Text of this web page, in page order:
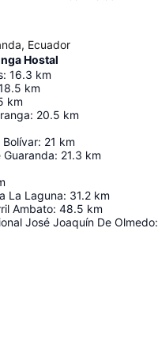
Ecuador
Hostal
: 16.3 km
km
km
: 20.5 km
Bolívar: 21 km
: 21.3 km
La Laguna: 31.2 km
Ambato: 48.5 km
José Joaquín De Olmedo: